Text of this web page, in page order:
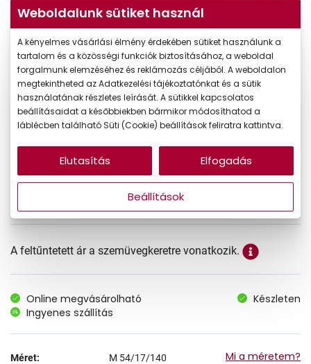
A feltűntetett ár a szemüvegkeretre vonatkozik.
Online megvásárolható
Készleten
Ingyenes szállítás
Méret: M 54/17/140 Mi a méretem?
Weboldalunk sütiket használ
A kényelmes vásárlási élmény érdekében sütiket használunk a
tartalom és a közösségi funkciók biztosításához, a weboldal
forgalmunk elemzéséhez és reklámozás céljából. A weboldalon
megtekintheted az Adatkezelési tájékoztatónkat és a sütik
használatának részletes leírását. A sütikkel kapcsolatos
beállításaidat a későbbiekben bármikor módosíthatod a
láblécben található Süti (Cookie) beállítások feliratra kattintva.
Beállítások
Elutasítás Elfogadás